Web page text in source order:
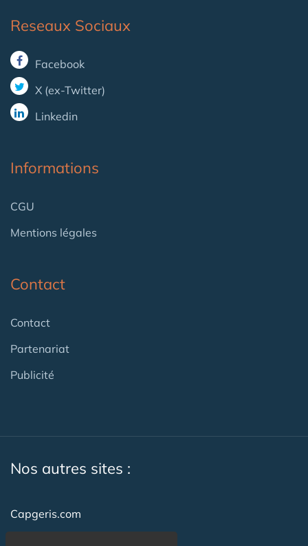
Reseaux Sociaux
Facebook
X (ex-Twitter)
Linkedin
Informations
CGU
Mentions légales
Contact
Contact
Partenariat
Publicité
Nos autres sites :
Capgeris.com